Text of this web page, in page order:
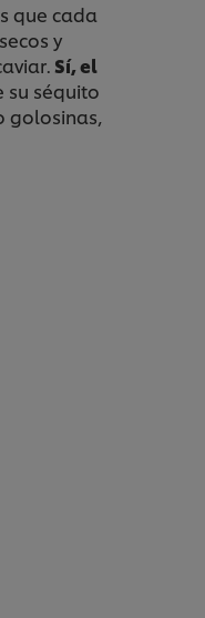
que cada
y
Sí, el
su séquito
golosinas,